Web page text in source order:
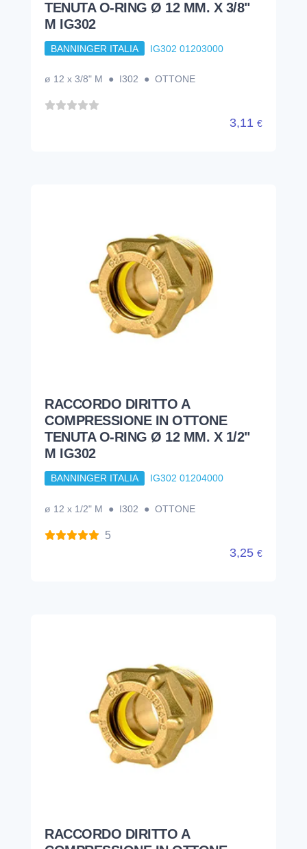
TENUTA O-RING Ø 12 MM. X 3/8"
M IG302
BANNINGER ITALIA IG302 01203000
ø 12 x 3/8" M ● I302 ● OTTONE
3,11 €
RACCORDO DIRITTO A
COMPRESSIONE IN OTTONE
TENUTA O-RING Ø 12 MM. X 1/2"
M IG302
BANNINGER ITALIA IG302 01204000
ø 12 x 1/2" M ● I302 ● OTTONE
5
3,25 €
RACCORDO DIRITTO A